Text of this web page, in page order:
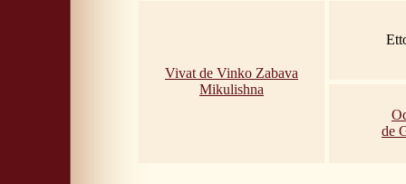
Vivat de Vinko Zabava
Mikulishna
de